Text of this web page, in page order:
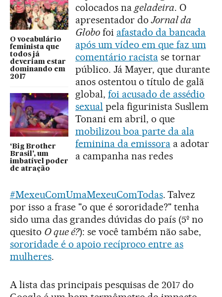
O vocabulário
feminista que
todos já
deveriam estar
dominando em
2017
‘Big Brother
Brasil’, um
imbatível poder
de atração
colocados na geladeira. O
apresentador doJornal da
Globofoi afastado da bancada
após um vídeo em que faz um
comentário racistase tornar
público. Já Mayer, que durante
anos ostentou o título de galã
global, foi acusado de assédio
sexual pela figurinista Susllem
Tonani em abril, o que
mobilizou boa parte da ala
feminina da emissoraa adotar
a campanha nas redes
#MexeuComUmaMexeuComTodas. Talvez
por isso a frase "o que é sororidade?" tenha
sido uma das grandes dúvidas do país (5º no
quesito O que é?): se você também não sabe,
sororidade é o apoio recíproco entre as
mulheres.
A lista das principais pesquisas de 2017 do